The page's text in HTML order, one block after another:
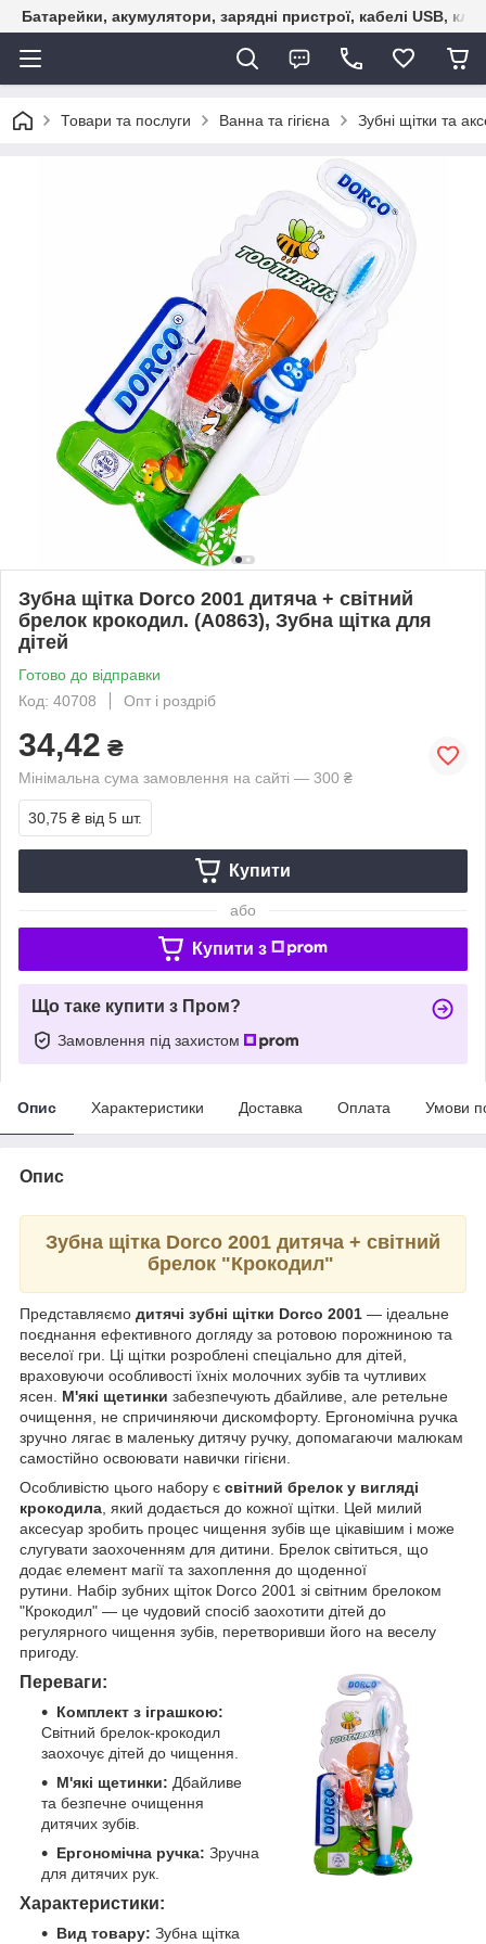
Батарейки, акумулятори, зарядні пристрої, кабелі USB,
Товари та послуги Ванна та гігієна Зубні щітки та
Зубна щітка Dorco 2001 дитяча + світний
брелок крокодил. (А0863), Зубна щітка для
дітей
Готово до відправки
Код: 40708
Опт і роздріб
34,42 ₴
Мінімальна сума замовлення на сайті — 300 ₴
30,75 ₴ від 5 шт.
Купити
або
Купити з
Що таке купити з Пром?
Замовлення під захистом
Опис Характеристики Доставка Оплата Умови
Опис
Зубна щітка Dorco 2001 дитяча + світний
брелок "Крокодил"
Представляємо дитячі зубні щітки Dorco 2001 — ідеальне
поєднання ефективного догляду за ротовою порожниною та
веселої гри. Ці щітки розроблені спеціально для дітей,
враховуючи особливості їхніх молочних зубів та чутливих
ясен. М'які щетинки забезпечують дбайливе, але ретельне
очищення, не спричиняючи дискомфорту. Ергономічна ручка
зручно лягає в маленьку дитячу ручку, допомагаючи малюкам
самостійно освоювати навички гігієни.
Особливістю цього набору є світний брелок у вигляді
крокодила , який додається до кожної щітки. Цей милий
аксесуар зробить процес чищення зубів ще цікавішим і може
слугувати заохоченням для дитини. Брелок світиться, що
додає елемент магії та захоплення до щоденної
рутини.
Набір зубних щіток Dorco 2001 зі світним брелоком
"Крокодил" — це чудовий спосіб заохотити дітей до
регулярного чищення зубів, перетворивши його на веселу
пригоду.
Переваги:
Комплект з іграшкою:
Світний брелок-крокодил
заохочує дітей до чищення.
М'які щетинки: Дбайливе
та безпечне очищення
дитячих зубів.
Ергономічна ручка: Зручна
для дитячих рук.
Характеристики:
Вид товару: Зубна щітка